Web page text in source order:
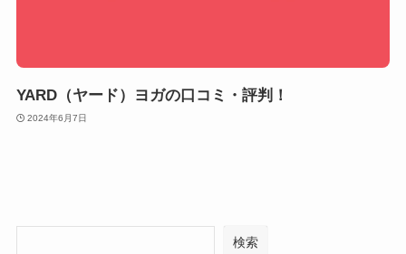
YARD（ヤード）ヨガの口コミ・評判！
2024年6月7日
検索